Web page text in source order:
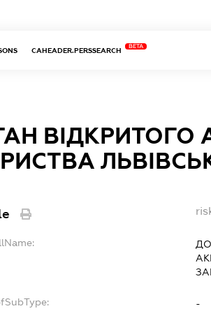
CAHEADER.PERSSEARCH
BETA
ВІДКРИТОГО
-